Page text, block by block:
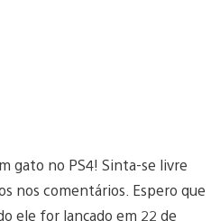
gato no PS4! Sinta-se livre
nos comentários. Espero que
ele for lançado em 22 de